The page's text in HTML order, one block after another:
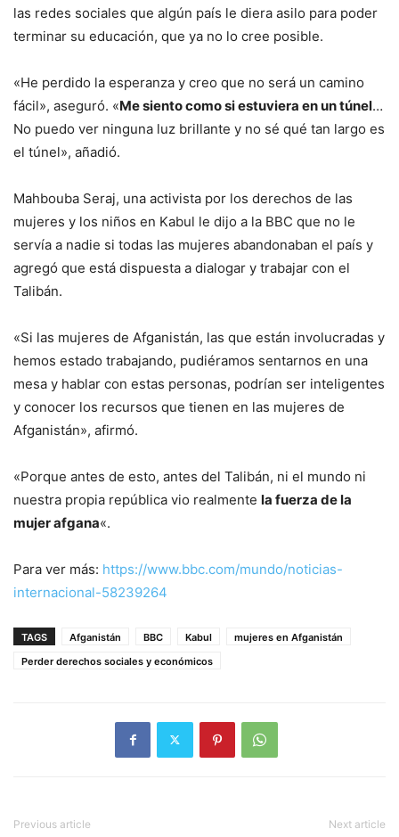
las redes sociales que algún país le diera asilo para poder
terminar su educación, que ya no lo cree posible.
«He perdido la esperanza y creo que no será un camino
fácil», aseguró. «Me siento como si estuviera en un túnel…
No puedo ver ninguna luz brillante y no sé qué tan largo es
el túnel», añadió.
Mahbouba Seraj, una activista por los derechos de las
mujeres y los niños en Kabul le dijo a la BBC que no le
servía a nadie si todas las mujeres abandonaban el país y
agregó que está dispuesta a dialogar y trabajar con el
Talibán.
«Si las mujeres de Afganistán, las que están involucradas y
hemos estado trabajando, pudiéramos sentarnos en una
mesa y hablar con estas personas, podrían ser inteligentes
y conocer los recursos que tienen en las mujeres de
Afganistán», afirmó.
«Porque antes de esto, antes del Talibán, ni el mundo ni
nuestra propia república vio realmente la fuerza de la
mujer afgana«.
Para ver más: https://www.bbc.com/mundo/noticias-
internacional-58239264
TAGS Afganistán BBC Kabul
mujeres en Afganistán
Perder derechos sociales y económicos
Previous article Next article